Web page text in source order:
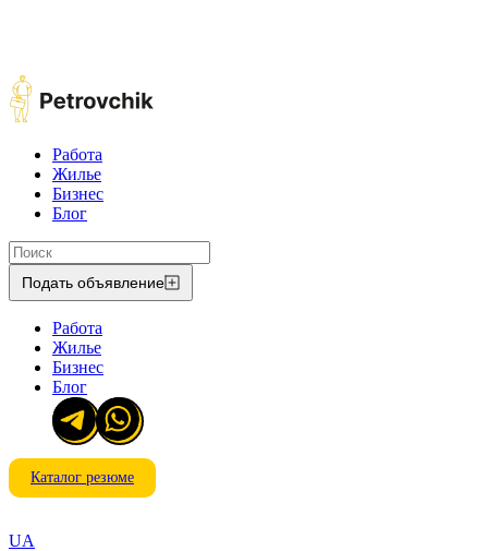
Работа
Жилье
Бизнес
Блог
Подать объявление
Работа
Жилье
Бизнес
Блог
Каталог резюме
UA